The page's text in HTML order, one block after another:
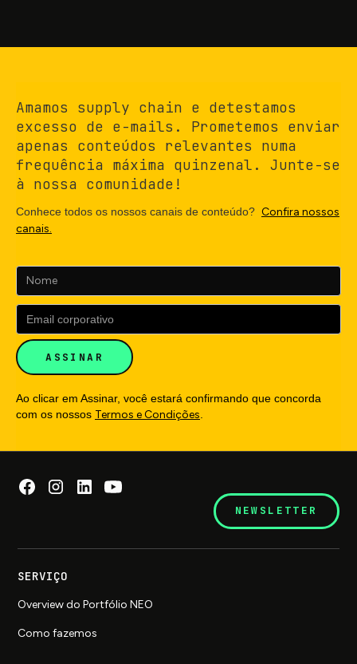
Amamos supply chain e detestamos
excesso de e-mails. Prometemos enviar
apenas conteúdos relevantes numa
frequência máxima quinzenal. Junte-se
à nossa comunidade!
Conhece todos os nossos canais de conteúdo? Confira nossos
canais.
Ao clicar em Assinar, você estará confirmando que concorda
com os nossos Termos e Condições
NEWSLETTER
SERVIÇO
Overview do Portfólio NEO
Como fazemos